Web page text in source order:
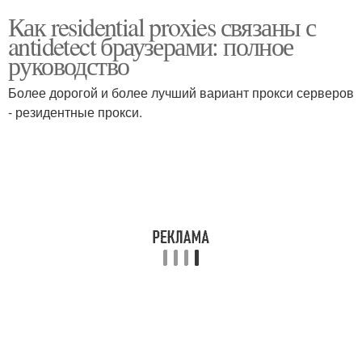
Как residential proxies связаны с
antidetect браузерами: полное
руководство
Более дорогой и более лучший вариант прокси серверов
- резидентные прокси.